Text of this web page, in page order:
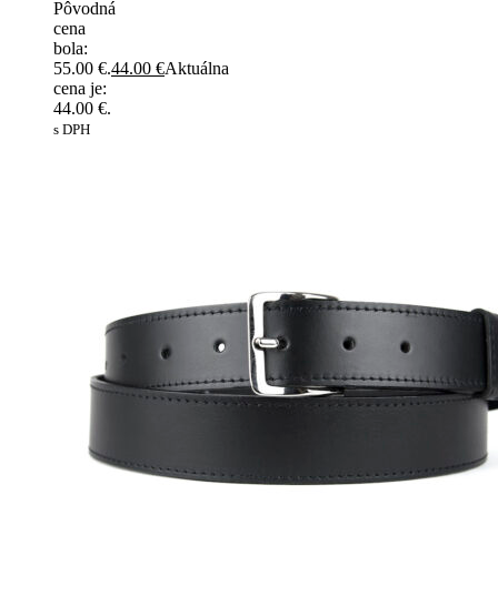
Pôvodná
cena
bola:
55.00 €.44.00 €Aktuálna
cena je:
44.00 €.
s DPH